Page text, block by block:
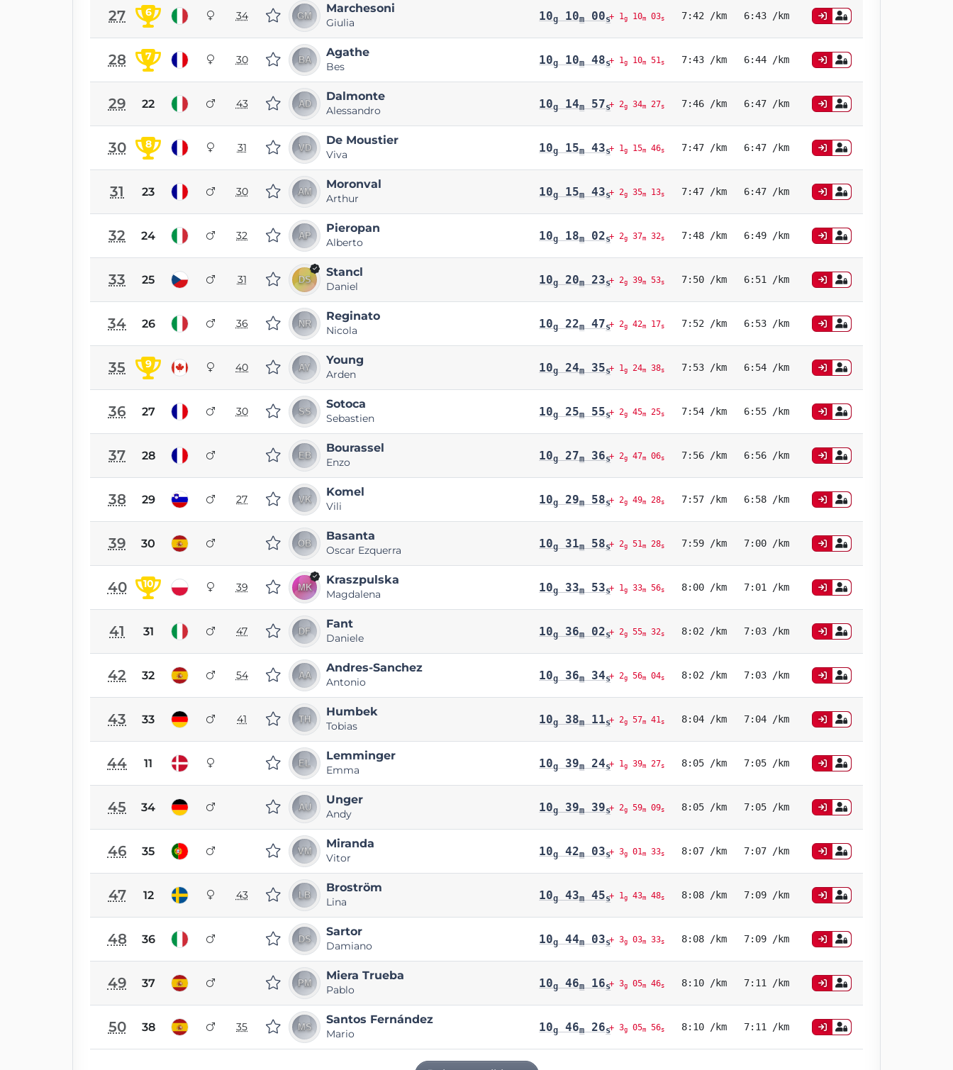
27 6 34
Marchesoni
Giulia 10g 10m 00s+ 1g10m03s 7:42 /km 6:43 /km
28 7 30
Agathe
Bes 10g 10m 48s+ 1g10m51s 7:43 /km 6:44 /km
29 22 43
Dalmonte
Alessandro 10g 14m 57s+ 2g34m27s 7:46 /km 6:47 /km
30 8 31
De Moustier
Viva 10g 15m 43s+ 1g15m46s 7:47 /km 6:47 /km
31 23 30
Moronval
Arthur 10g 15m 43s+ 2g35m13s 7:47 /km 6:47 /km
32 24 32
Pieropan
Alberto 10g 18m 02s+ 2g37m32s 7:48 /km 6:49 /km
33 25 31
Stancl
Daniel 10g 20m 23s+ 2g39m53s 7:50 /km 6:51 /km
34 26 36
Reginato
Nicola 10g 22m 47s+ 2g42m17s 7:52 /km 6:53 /km
35 9 40
Young
Arden 10g 24m 35s+ 1g24m38s 7:53 /km 6:54 /km
36 27 30
Sotoca
Sebastien 10g 25m 55s+ 2g45m25s 7:54 /km 6:55 /km
37 28
Bourassel
Enzo 10g 27m 36s+ 2g47m06s 7:56 /km 6:56 /km
38 29 27
Komel
Vili 10g 29m 58s+ 2g49m28s 7:57 /km 6:58 /km
39 30
Basanta
Oscar Ezquerra 10g 31m 58s+ 2g51m28s 7:59 /km 7:00 /km
40 10 39
Kraszpulska
Magdalena 10g 33m 53s+ 1g33m56s 8:00 /km 7:01 /km
41 31 47
Fant
Daniele 10g 36m 02s+ 2g55m32s 8:02 /km 7:03 /km
42 32 54
Andres-Sanchez
Antonio 10g 36m 34s+ 2g56m04s 8:02 /km 7:03 /km
43 33 41
Humbek
Tobias 10g 38m 11s+ 2g57m41s 8:04 /km 7:04 /km
44 11
Lemminger
Emma 10g 39m 24s+ 1g39m27s 8:05 /km 7:05 /km
45 34
Unger
Andy 10g 39m 39s+ 2g59m09s 8:05 /km 7:05 /km
46 35
Miranda
Vitor 10g 42m 03s+ 3g01m33s 8:07 /km 7:07 /km
47 12 43
Broström
Lina 10g 43m 45s+ 1g43m48s 8:08 /km 7:09 /km
48 36
Sartor
Damiano 10g 44m 03s+ 3g03m33s 8:08 /km 7:09 /km
49 37
Miera Trueba
Pablo 10g 46m 16s+ 3g05m46s 8:10 /km 7:11 /km
50 38 35
Santos Fernández
Mario 10g 46m 26s+ 3g05m56s 8:10 /km 7:11 /km